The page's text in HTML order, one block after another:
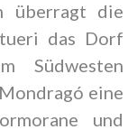
überragt die
das Dorf
Südwesten
eine
und